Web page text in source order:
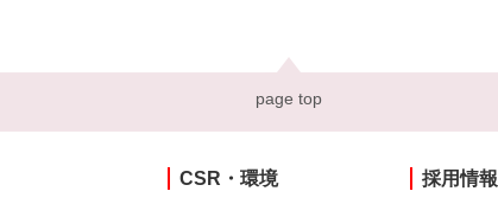
page top
CSR・環境 採用情報